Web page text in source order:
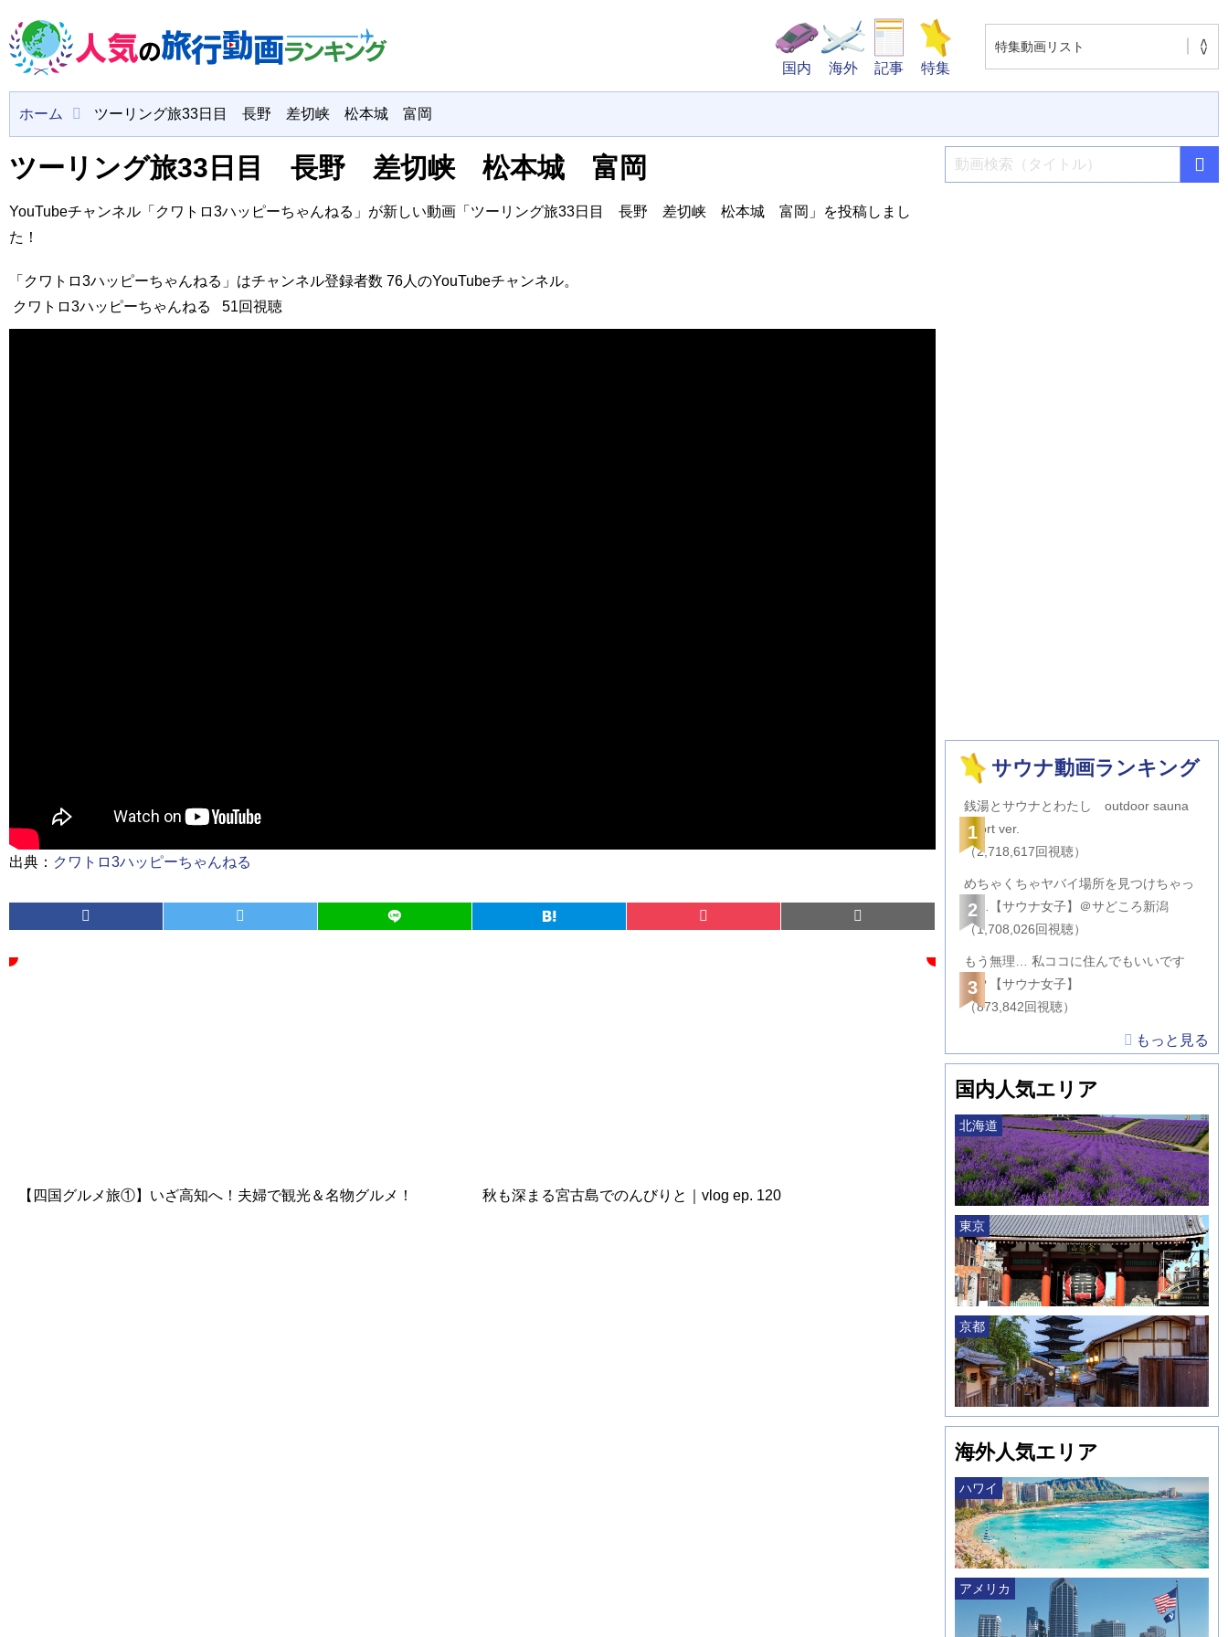
国内 海外 記事 特集
ホーム ツーリング旅33日目 長野 差切峡 松本城 富岡
ツーリング旅33日目 長野 差切峡 松本城 富岡
YouTubeチャンネル「クワトロ3ハッピーちゃんねる」が新しい動画「ツーリング旅33日目 長野 差切峡 松本城 富岡」を投稿しまし
た！
「クワトロ3ハッピーちゃんねる」はチャンネル登録者数 76人のYouTubeチャンネル。
クワトロ3ハッピーちゃんねる
51回視聴
出典： クワトロ3ハッピーちゃんねる
秋も深まる宮古島でのんびりと｜vlog ep. 120
【四国グルメ旅①】いざ高知へ！夫婦で観光＆名物グルメ！
サウナ動画ランキング
1
銭湯とサウナとわたし outdoor sauna
Short ver.
（2,718,617回視聴）
2
めちゃくちゃヤバイ場所を見つけちゃっ
た…【サウナ女子】＠サどころ新潟
（1,708,026回視聴）
3
もう無理… 私ココに住んでもいいです
か？【サウナ女子】
（873,842回視聴）
もっと見る
国内人気エリア
北海道
東京
京都
海外人気エリア
ハワイ
アメリカ